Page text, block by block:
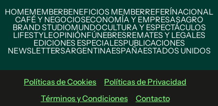
HOMEMEMBERBENEFICIOS MEMBERREFERÍNACIONAL
CAFÉ Y NEGOCIOSECONOMÍA Y EMPRESASAGRO
BRAND STUDIOMUNDOCULTURA Y ESPECTÁCULOS
LIFESTYLEOPINIÓNFÚNEBRESREMATES Y LEGALES
EDICIONES ESPECIALESPUBLICACIONES
NEWSLETTERSARGENTINAESPAÑAESTADOS UNIDOS
Políticas de Cookies
Políticas de Privacidad
Términos y Condiciones
Contacto